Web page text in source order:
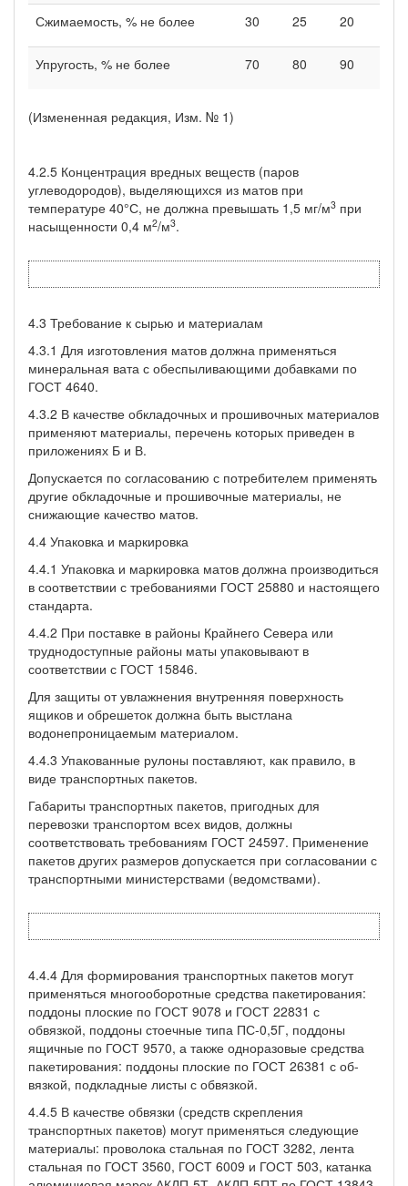
Сжимаемость, % не более 30 25 20
Упругость, % не более 70 80 90
(Измененная редакция, Изм. № 1)
4.2.5 Концентрация вредных веществ (паров
углеводородов), выделяющихся из матов при
температуре 40°С, не должна превы­шать 1,5 мг/м3 при
насыщенности 0,4 м2/м3.
4.3 Требование к сырью и материалам
4.3.1 Для изготовления матов должна применяться
минераль­ная вата с обеспыливающими добавками по
ГОСТ 4640.
4.3.2 В качестве обкладочных и прошивочных материалов
при­меняют материалы, перечень которых приведен в
приложениях Б и В.
Допускается по согласованию с потребителем применять
дру­гие обкладочные и прошивочные материалы, не
снижающие каче­ство матов.
4.4 Упаковка и маркировка
4.4.1 Упаковка и маркировка матов должна производиться
в соответствии с требованиями ГОСТ 25880 и настоящего
стандарта.
4.4.2 При поставке в районы Крайнего Севера или
труднодос­тупные районы маты упаковывают в
соответствии с ГОСТ 15846.
Для защиты от увлажнения внутренняя поверхность
ящиков и обрешеток должна быть выстлана
водонепроницаемым материа­лом.
4.4.3 Упакованные рулоны поставляют, как правило, в
виде транспортных пакетов.
Габариты транспортных пакетов, пригодных для
перевозки транспортом всех видов, должны
соответствовать требованиям ГОСТ 24597. Применение
пакетов других размеров допускается при согласовании с
транспортными министерствами (ведомствами).
4.4.4 Для формирования транспортных пакетов могут
приме­няться многооборотные средства пакетирования:
поддоны плоские по ГОСТ 9078 и ГОСТ 22831 с
обвязкой, поддоны стоечные типа ПС-0,5Г, поддоны
ящичные по ГОСТ 9570, а также одноразовые средства
пакетирования: поддоны плоские по ГОСТ 26381 с об­
вязкой, подкладные листы с обвязкой.
4.4.5 В качестве обвязки (средств скрепления
транспортных пакетов) могут применяться следующие
материалы: проволока стальная по ГОСТ 3282, лента
стальная по ГОСТ 3560, ГОСТ 6009 и ГОСТ 503, катанка